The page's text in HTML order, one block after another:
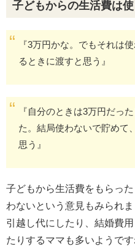
子どもからの生活費は
『3万円かな。でもそれは
るときに渡すと思う』
『自分のときは3万円だっ
た。結局使わないで貯めて
思う』
子どもから生活費をもらっ
わないという意見もみられ
引越し代にしたり、結婚費
たりするママも多いようです